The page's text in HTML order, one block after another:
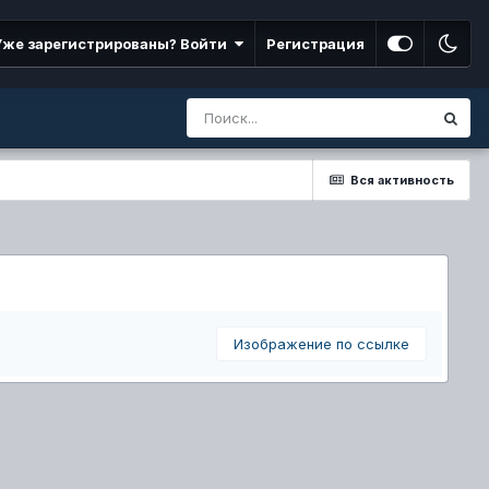
зарегистрированы? Войти Регистрация
Вся активность
Изображение по ссылке